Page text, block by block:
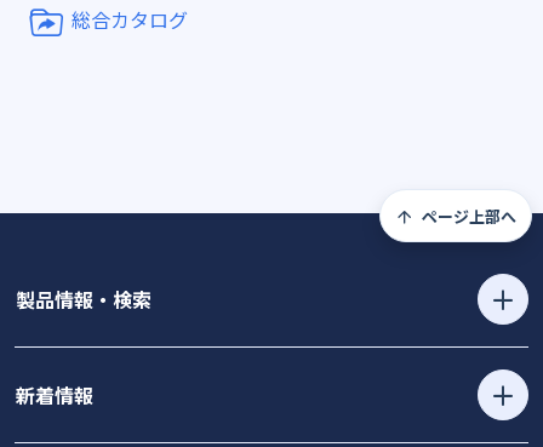
総合カタログ
ページ上部へ
製品情報・検索
新着情報